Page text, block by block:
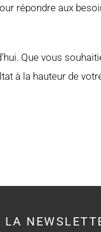
répondre aux
Que vous
à la hauteur de